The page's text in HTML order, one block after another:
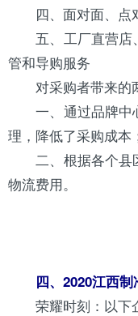
四、面对面、点
五、工厂直营店
管和导购服务
对采购者带来的
一、通过品牌中
理，降低了采购成本
二、根据各个县
物流费用。
四、2020江西
荣耀时刻：以下